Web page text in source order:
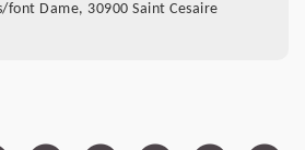
font Dame, 30900 Saint Cesaire